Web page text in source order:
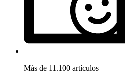
Más de 11.100 artículos